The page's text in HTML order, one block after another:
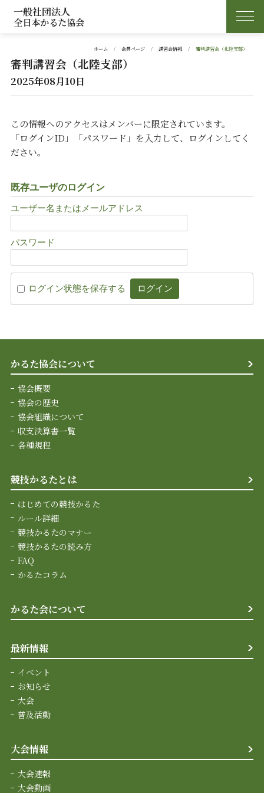
一般社団法人
全日本かるた協会
ホーム 会員ページ 講習会情報 審判講習会（北陸支部）
審判講習会（北陸支部）
2025年08月10日
この情報へのアクセスはメンバーに限定されています。
「ログインID」「パスワード」を入力して、ログインしてく
ださい。
既存ユーザのログイン
ユーザー名またはメールアドレス
パスワード
ログイン状態を保存する
かるた協会について
協会概要
協会の歴史
協会組織について
収支決算書一覧
各種規程
競技かるたとは
はじめての競技かるた
ルール詳細
競技かるたのマナー
競技かるたの読み方
FAQ
かるたコラム
かるた会について
最新情報
イベント
お知らせ
大会
普及活動
大会情報
大会速報
大会動画